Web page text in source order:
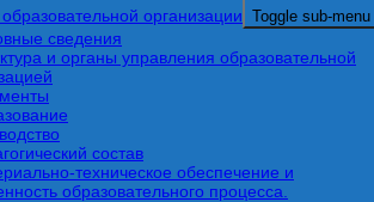
организации Toggle sub-menu
сведения
и органы управления образовательной
состав
техническое обеспечение и
образовательного процесса.